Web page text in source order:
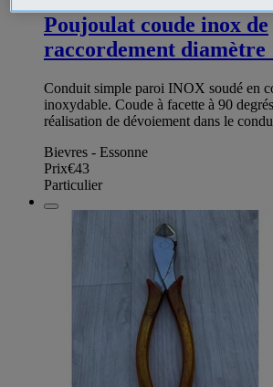
Poujoulat coude inox de
raccordement diamètre
Conduit simple paroi INOX soudé en
inoxydable. Coude à facette à 90
réalisation de dévoiement dans le
Bievres - Essonne
Prix€43
Particulier